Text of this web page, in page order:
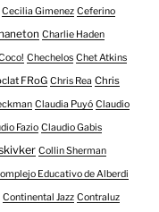
Cecilia Gimenez Ceferino
Charlie Haden
Chechelos Chet Atkins
FRoG Chris Rea Chris
Claudia Puyó Claudio
Fazio Claudio Gabis
Collin Sherman
Educativo de Alberdi
Continental Jazz Contraluz